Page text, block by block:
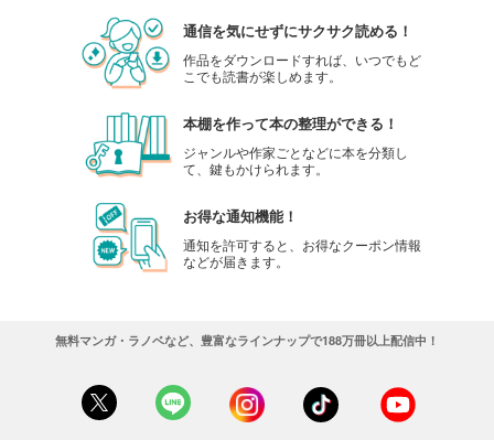
通信を気にせずにサクサク読める！
作品をダウンロードすれば、いつでもど
こでも読書が楽しめます。
本棚を作って本の整理ができる！
ジャンルや作家ごとなどに本を分類し
て、鍵もかけられます。
お得な通知機能！
通知を許可すると、お得なクーポン情報
などが届きます。
無料マンガ・ラノベなど、豊富なラインナップで188万冊以上配信中！